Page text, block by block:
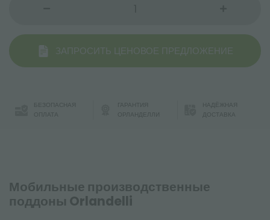
ЗАПРОСИТЬ ЦЕНОВОЕ ПРЕДЛОЖЕНИЕ
БЕЗОПАСНАЯ
ОПЛАТА
ГАРАНТИЯ
ОРЛАНДЕЛЛИ
НАДЁЖНАЯ
ДОСТАВКА
Мобильные производственные
поддоны Orlandelli